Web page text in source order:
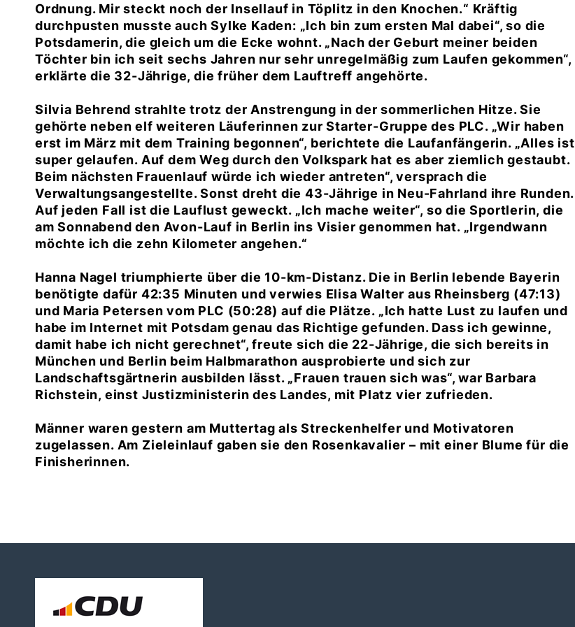
Ordnung. Mir steckt noch der Insellauf in Töplitz in den Knochen.“ Kräftig
durchpusten musste auch Sylke Kaden: „Ich bin zum ersten Mal dabei“, so die
Potsdamerin, die gleich um die Ecke wohnt. „Nach der Geburt meiner beiden
Töchter bin ich seit sechs Jahren nur sehr unregelmäßig zum Laufen gekommen“,
erklärte die 32-Jährige, die früher dem Lauftreff angehörte.
Silvia Behrend strahlte trotz der Anstrengung in der sommerlichen Hitze. Sie
gehörte neben elf weiteren Läuferinnen zur Starter-Gruppe des PLC. „Wir haben
erst im März mit dem Training begonnen“, berichtete die Laufanfängerin. „Alles ist
super gelaufen. Auf dem Weg durch den Volkspark hat es aber ziemlich gestaubt.
Beim nächsten Frauenlauf würde ich wieder antreten“, versprach die
Verwaltungsangestellte. Sonst dreht die 43-Jährige in Neu-Fahrland ihre Runden.
Auf jeden Fall ist die Lauflust geweckt. „Ich mache weiter“, so die Sportlerin, die
am Sonnabend den Avon-Lauf in Berlin ins Visier genommen hat. „Irgendwann
möchte ich die zehn Kilometer angehen.“
Hanna Nagel triumphierte über die 10-km-Distanz. Die in Berlin lebende Bayerin
benötigte dafür 42:35 Minuten und verwies Elisa Walter aus Rheinsberg (47:13)
und Maria Petersen vom PLC (50:28) auf die Plätze. „Ich hatte Lust zu laufen und
habe im Internet mit Potsdam genau das Richtige gefunden. Dass ich gewinne,
damit habe ich nicht gerechnet“, freute sich die 22-Jährige, die sich bereits in
München und Berlin beim Halbmarathon ausprobierte und sich zur
Landschaftsgärtnerin ausbilden lässt. „Frauen trauen sich was“, war Barbara
Richstein, einst Justizministerin des Landes, mit Platz vier zufrieden.
Männer waren gestern am Muttertag als Streckenhelfer und Motivatoren
zugelassen. Am Zieleinlauf gaben sie den Rosenkavalier – mit einer Blume für die
Finisherinnen.